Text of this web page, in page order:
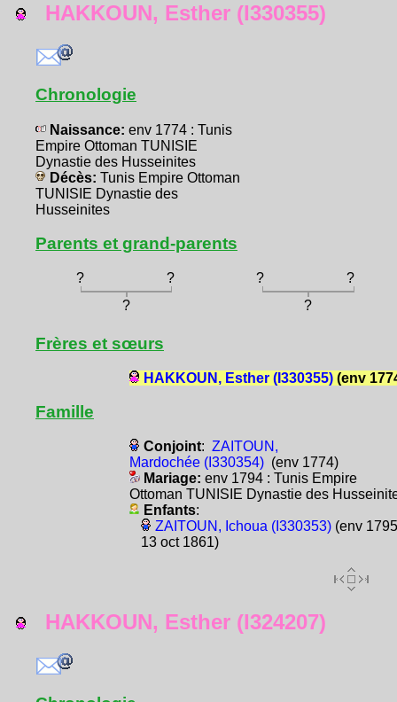
HAKKOUN, Esther (I330355)
Chronologie
Naissance: env 1774 : Tunis
Empire Ottoman TUNISIE
Dynastie des Husseinites
Décès: Tunis Empire Ottoman
TUNISIE Dynastie des
Husseinites
Parents et grand-parents
? ? ?
?
?
?
Frères et sœurs
HAKKOUN, Esther (I330355)(env
Famille
Conjoint: ZAITOUN,
Mardochée (I330354)(env 1774)
Mariage: env 1794 : Tunis Empire
Ottoman TUNISIE Dynastie des
Enfants:
ZAITOUN, Ichoua (I330353)(env
13 oct 1861)
HAKKOUN, Esther (I324207)